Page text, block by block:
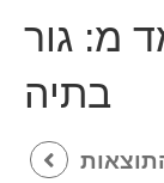
מ: גור
בתיה